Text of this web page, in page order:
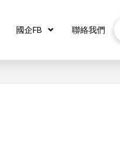
國企FB 聯絡我們